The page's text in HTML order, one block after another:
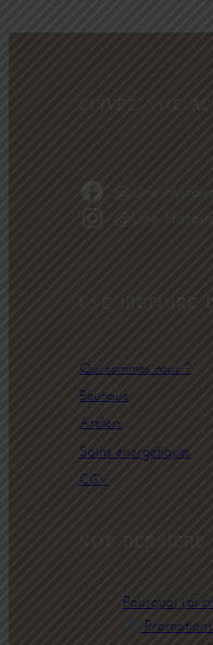
SUIVEZ NOS
@Une
@Une
UNE HISTOIRE
Qui sommes nous ?
Boutique
Ateliers
Soins énergétiques
CGV
NOS DERNIERS
Pourquoi j’ai